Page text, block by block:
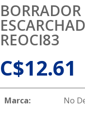
REOCI83
C$12.61
Marca: No